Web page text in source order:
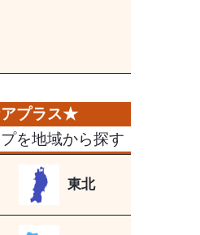
を地域から探す
東北